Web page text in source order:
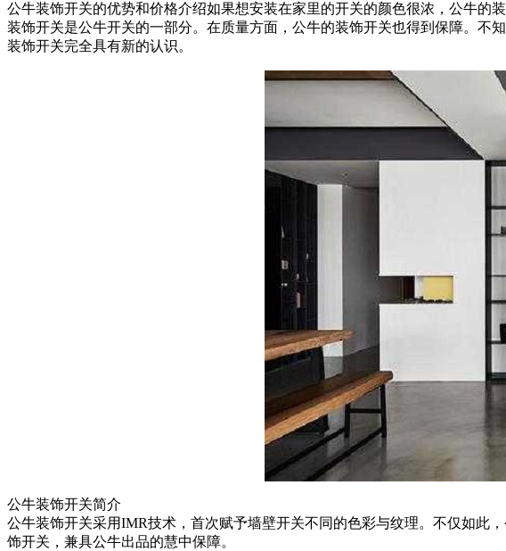
公牛装饰开关的优势和价格介绍如果想安装在家里的开关的颜色很浓，公牛的
装饰开关是公牛开关的一部分。在质量方面，公牛的装饰开关也得到保障。不
装饰开关完全具有新的认识。
公牛装饰开关简介
公牛装饰开关采用IMR技术，首次赋予墙壁开关不同的色彩与纹理。不仅如此
饰开关，兼具公牛出品的慧中保障。